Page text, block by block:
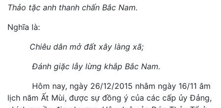
Thảo tặc anh thanh chấn Bắc Nam.
Nghĩa là:
Chiêu dân mở đất xây làng xã;
Đánh giặc lẫy lừng khắp Bắc Nam.
Hôm nay, ngày 26/12/2015 nhằm ngày 16/11 âm
lịch năm Ất Mùi, được sự đồng ý của các cấp ủy Đảng,